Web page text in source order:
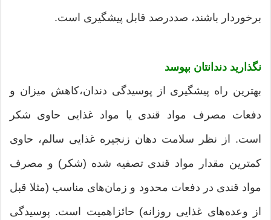
برخوردار باشند، صددرصد قابل پیشگیری است.
نگذارید دندانتان بپوسد
بهترین راه پیشگیری از پوسیدگی دندان،کاهش میزان و
دفعات مصرف مواد قندی یا مواد غذایی حاوی شکر
است. از نظر سلامت دهان زنجیره غذایی سالم، حاوی
کمترین مقدار مواد قندی تصفیه شده (شکر) و مصرف
مواد قندی در دفعات محدود و زمان‌های مناسب (مثلا قبل
از وعده‌های غذایی روزانه) حائزاهمیت است. پوسیدگی